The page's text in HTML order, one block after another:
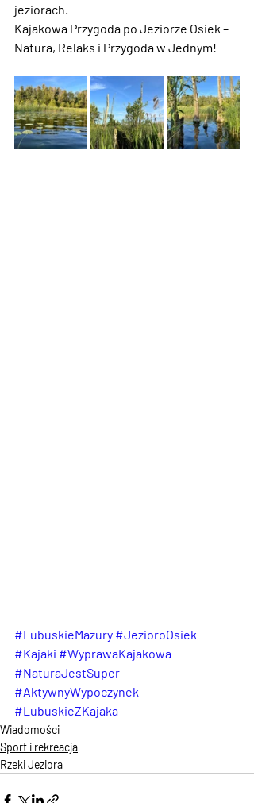
jeziorach.
Kajakowa Przygoda po Jeziorze Osiek –
Natura, Relaks i Przygoda w Jednym!
#LubuskieMazury #JezioroOsiek
#Kajaki #WyprawaKajakowa
#NaturaJestSuper
#AktywnyWypoczynek
#LubuskieZKajaka
Wiadomości
Sport i rekreacja
Rzeki Jeziora